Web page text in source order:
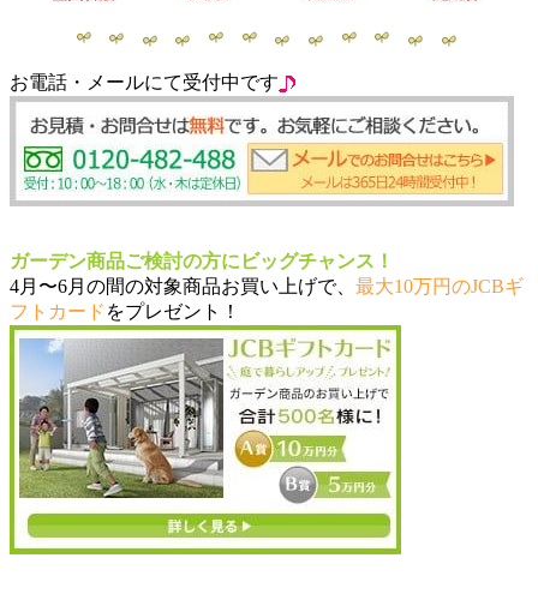
お電話・メールにて受付中です
ガーデン商品ご検討の方にビッグチャンス！
4月〜6月の間の対象商品お買い上げで、 最大10万円のJCBギ
フトカード をプレゼント！